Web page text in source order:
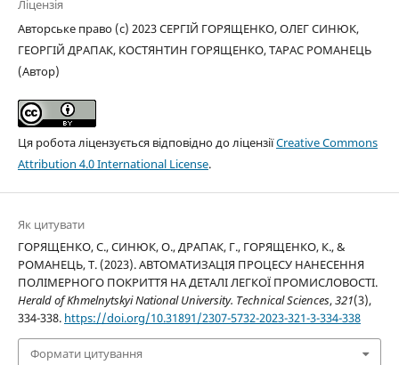
Ліцензія
Авторське право (c) 2023 СЕРГІЙ ГОРЯЩЕНКО, ОЛЕГ СИНЮК,
ГЕОРГІЙ ДРАПАК, КОСТЯНТИН ГОРЯЩЕНКО, ТАРАС РОМАНЕЦЬ
(Автор)
Ця робота ліцензується відповідно до ліцензіїCreative Commons
Attribution 4.0 International License.
Як цитувати
ГОРЯЩЕНКО, С., СИНЮК, О., ДРАПАК, Г., ГОРЯЩЕНКО, К., &
РОМАНЕЦЬ, Т. (2023). АВТОМАТИЗАЦІЯ ПРОЦЕСУ НАНЕСЕННЯ
ПОЛІМЕРНОГО ПОКРИТТЯ НА ДЕТАЛІ ЛЕГКОЇ ПРОМИСЛОВОСТІ.
Herald of Khmelnytskyi National University. Technical Sciences,321(3),
334-338. https://doi.org/10.31891/2307-5732-2023-321-3-334-338
Формати цитування